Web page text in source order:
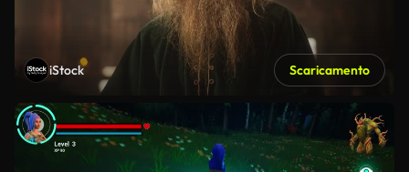
iStock Scaricamento